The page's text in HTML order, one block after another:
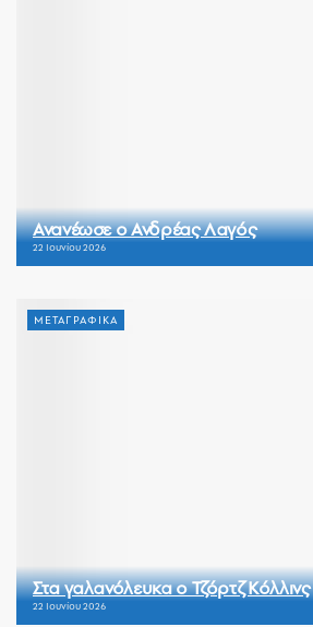
Ανανέωσε ο Ανδρέας Λαγός
22 Ιουνίου 2026
ΜΕΤΑΓΡΑΦΙΚΑ
Στα γαλανόλευκα ο Τζόρτζ Κόλλινς
22 Ιουνίου 2026